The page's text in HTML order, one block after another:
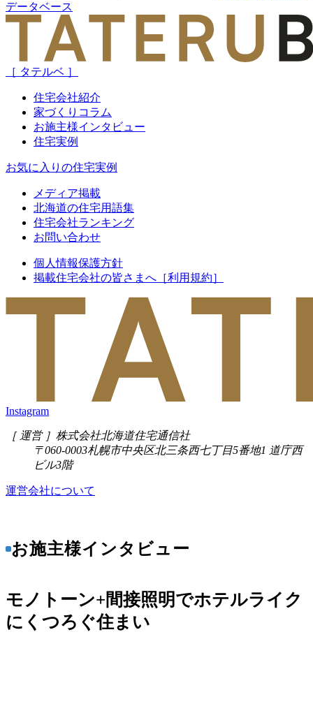
データベース
［ タテルベ ］
住宅会社紹介
家づくりコラム
お施主様インタビュー
住宅実例
お気に入りの住宅実例
メディア掲載
北海道の住宅用語集
住宅会社ランキング
お問い合わせ
個人情報保護方針
掲載住宅会社の皆さまへ［利用規約］
Instagram
［ 運営 ］ 株式会社北海道住宅通信社
〒060-0003札幌市中央区北三条西七丁目5番地1 道庁西
ビル3階
運営会社について
お施主様インタビュー
モノトーン+間接照明でホテルライク
にくつろぐ住まい